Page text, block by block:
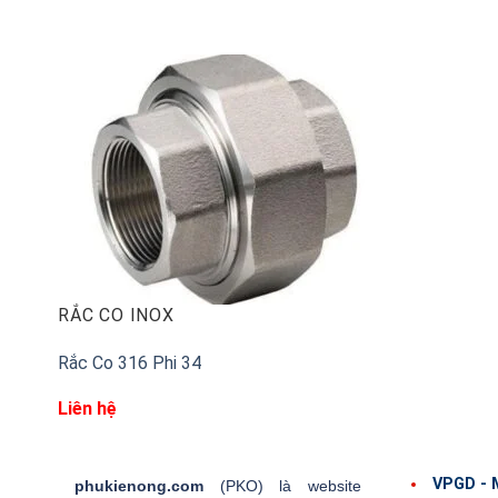
RẮC CO INOX
Rắc Co 316 Phi 34
Liên hệ
phukienong.com (PKO) là website VPGD -